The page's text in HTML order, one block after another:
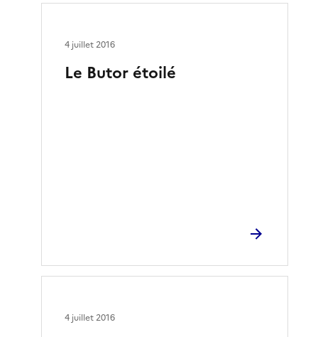
Le Butor étoilé
4 juillet 2016
4 juillet 2016